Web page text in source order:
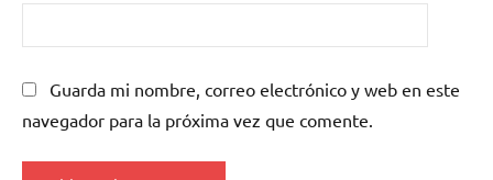
Guarda mi nombre, correo electrónico y web en este
navegador para la próxima vez que comente.